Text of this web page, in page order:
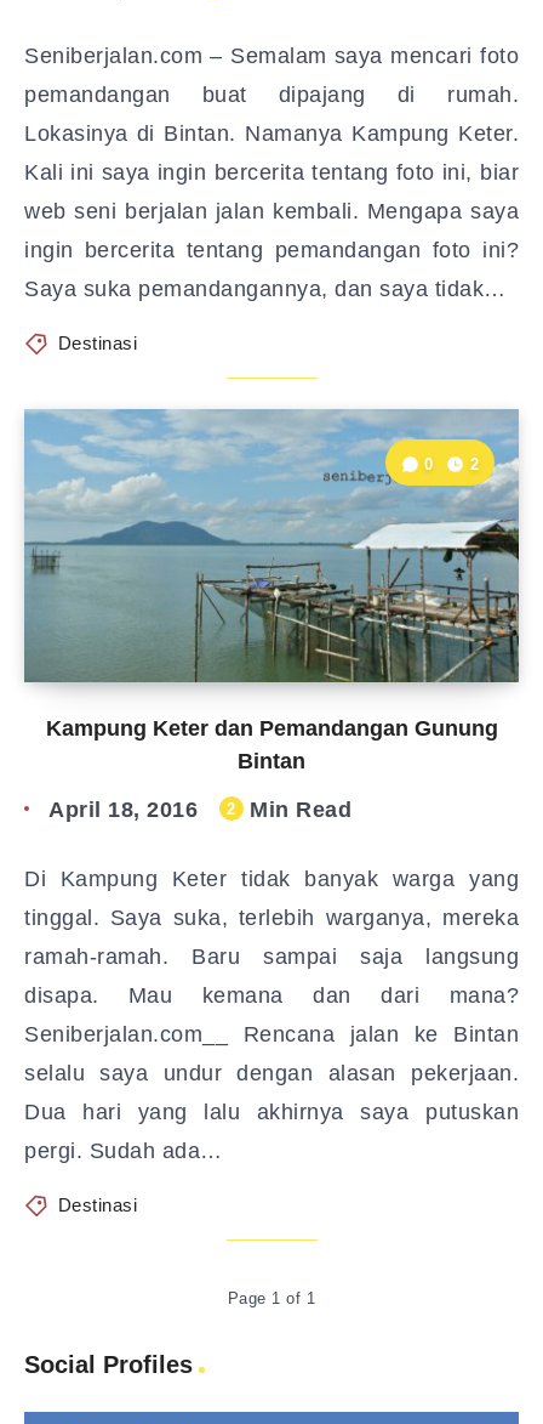
Seniberjalan.com – Semalam saya mencari foto
pemandangan buat dipajang di rumah.
Lokasinya di Bintan. Namanya Kampung Keter.
Kali ini saya ingin bercerita tentang foto ini, biar
web seni berjalan jalan kembali. Mengapa saya
ingin bercerita tentang pemandangan foto ini?
Saya suka pemandangannya, dan saya tidak…
Destinasi
Kampung Keter dan Pemandangan Gunung
Bintan
0 2
April 18, 2016 2 Min Read
Di Kampung Keter tidak banyak warga yang
tinggal. Saya suka, terlebih warganya, mereka
ramah-ramah. Baru sampai saja langsung
disapa. Mau kemana dan dari mana?
Seniberjalan.com__ Rencana jalan ke Bintan
selalu saya undur dengan alasan pekerjaan.
Dua hari yang lalu akhirnya saya putuskan
pergi. Sudah ada…
Destinasi
Page 1 of 1
Social Profiles